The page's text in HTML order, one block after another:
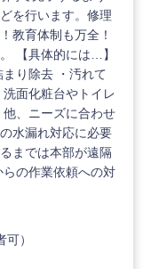
を行います。修理
教育体制も万全！
【具体的には…】
まり除去 ・汚れて
面化粧台やトイレ
、ニーズに合わせ
水漏れ対応に必要
までは本部が遠隔
の作業依頼への対
）